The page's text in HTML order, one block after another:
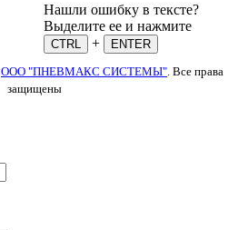
Нашли ошибку в тексте?
Выделите ее и нажмите
CTRL +
ENTER
ООО "ПНЕВМАКС СИСТЕМЫ" . Все права
защищены